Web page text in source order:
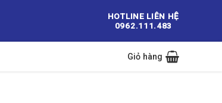
HOTLINE LIÊN HỆ
0962.111.483
Giỏ hàng